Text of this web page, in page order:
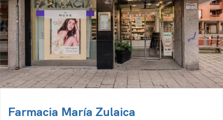
Farmacia María Zulaica